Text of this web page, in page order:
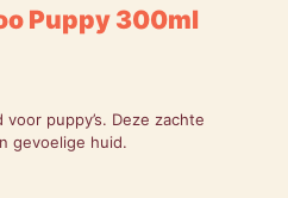
Puppy 300ml
puppy’s. Deze zachte
gevoelige huid.